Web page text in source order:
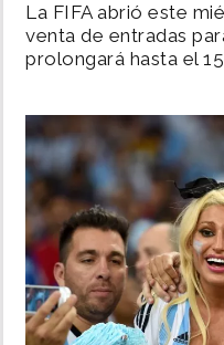
POLÍTICA
DEPORTES
MUNDO
INSÓLITAS
La FIFA abrió este
venta de entradas
prolongará hasta el